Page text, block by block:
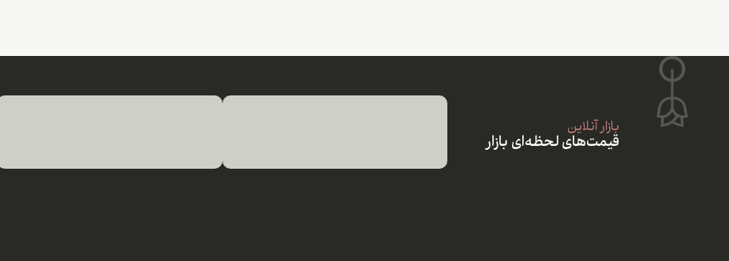
بازار آنلاین
قیمت‌های لحظه‌ای بازار